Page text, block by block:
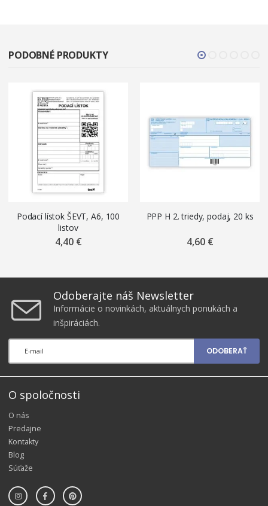
PODOBNÉ PRODUKTY
Podací lístok ŠEVT, A6, 100
listov
4,40 €
PPP H 2. triedy, podaj, 20 ks
4,60 €
Odoberajte náš Newsletter
Informácie o novinkách, aktuálnych ponukách a
inšpiráciách.
ODOBERAŤ
O spoločnosti
O nás
Predajne
Kontakty
Blog
Súťaže